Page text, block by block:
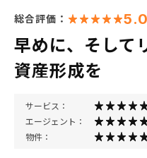
総合評価： 5.0
早めに、そして
資産形成を
サービス：
エージェント：
物件：